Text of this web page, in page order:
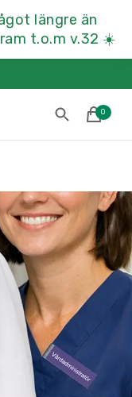
längre än
t.o.m v.32 ☀️
0